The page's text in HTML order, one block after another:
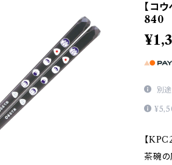
【コ
840
別
【
茶碗の